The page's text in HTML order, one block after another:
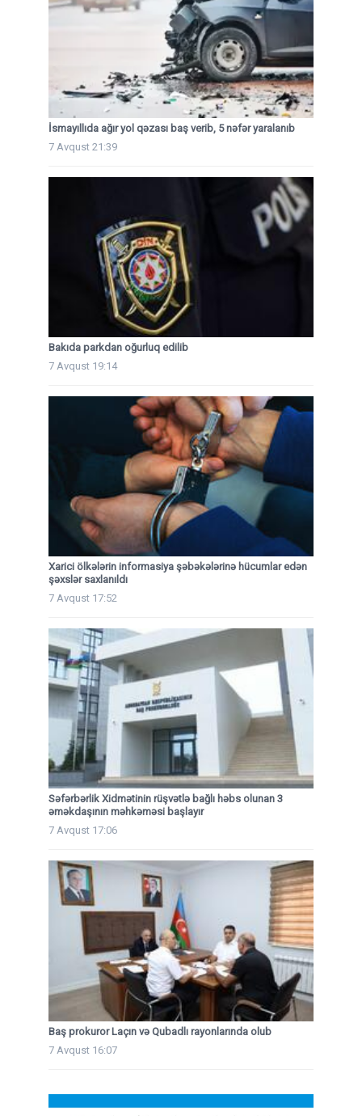
İsmayıllıda ağır yol qəzası baş verib, 5 nəfər yaralanıb
7 Avqust 21:39
Bakıda parkdan oğurluq edilib
7 Avqust 19:14
Xarici ölkələrin informasiya şəbəkələrinə hücumlar edən
şəxslər saxlanıldı
7 Avqust 17:52
Səfərbərlik Xidmətinin rüşvətlə bağlı həbs olunan 3
əməkdaşının məhkəməsi başlayır
7 Avqust 17:06
Baş prokuror Laçın və Qubadlı rayonlarında olub
7 Avqust 16:07